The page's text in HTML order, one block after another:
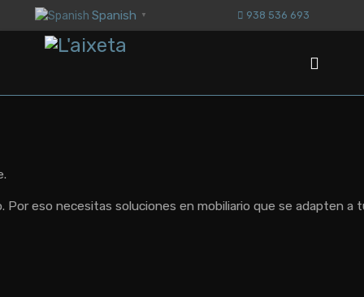
Spanish ▼ 938 536 693
Por eso necesitas soluciones en mobiliario que se adapten a